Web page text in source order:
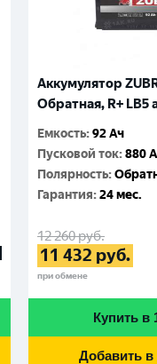
Аккумулятор
Обратная, R+ LB5
Емкость:92 Ач
Пусковой ток:880 A
Полярность:
Гарантия:24 мес.
12 260руб.
11 432 руб.
при обмене
Купить в
Добавить в